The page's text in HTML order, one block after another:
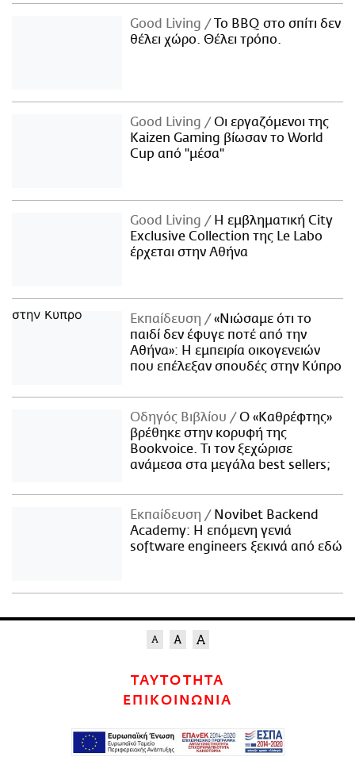
Good Living
Το BBQ στο σπίτι δεν
θέλει χώρο. Θέλει τρόπο.
Good Living
Οι εργαζόμενοι της
Kaizen Gaming βίωσαν το World
Cup από "μέσα"
Good Living
Η εμβληματική City
Exclusive Collection της Le Labo
έρχεται στην Αθήνα
Εκπαίδευση
«Νιώσαμε ότι το
παιδί δεν έφυγε ποτέ από την
Αθήνα»: Η εμπειρία οικογενειών
που επέλεξαν σπουδές στην Κύπρο
Οδηγός Βιβλίου
Ο «Καθρέφτης»
βρέθηκε στην κορυφή της
Bookvoice. Τι τον ξεχώρισε
ανάμεσα στα μεγάλα best sellers;
Εκπαίδευση
Novibet Backend
Academy: Η επόμενη γενιά
software engineers ξεκινά από εδώ
ΤΑΥΤΟΤΗΤΑ
ΕΠΙΚΟΙΝΩΝΙΑ